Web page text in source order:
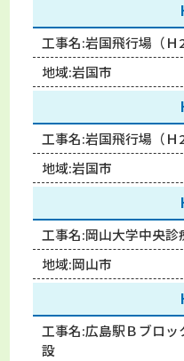
工事名:岩国飛行場（Ｈ
地域:岩国市
工事名:岩国飛行場（Ｈ
地域:岩国市
工事名:岡山大学中央
地域:岡山市
工事名:広島駅Ｂブロッ
設